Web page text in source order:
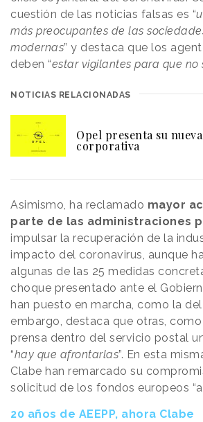
cuestión de las noticias falsas es “
más preocupantes de las
modernas” y destaca que los
deben “estar vigilantes para que no
NOTICIAS RELACIONADAS
Opel presenta su
corporativa
Asimismo, ha reclamado mayor
parte de las administraciones
impulsar la recuperación de la
impacto del coronavirus, aunque
algunas de las 25 medidas
choque presentado ante el
han puesto en marcha, como la del
embargo, destaca que otras,
prensa dentro del servicio postal
“hay que afrontarlas”. En esta
Clabe han remarcado su
solicitud de los fondos europeos
20 años de AEEPP, ahora Clabe